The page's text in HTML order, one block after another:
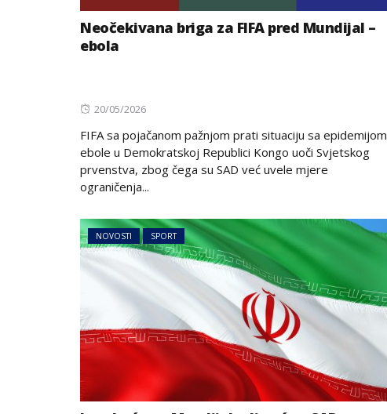
Neočekivana briga za FIFA pred Mundijal –
ebola
Posted
20/05/2026
FIFA sa pojačanom pažnjom prati situaciju sa epidemijom
ebole u ​​Demokratskoj Republici Kongo uoči Svjetskog
prvenstva, zbog čega su SAD već uvele mjere
ograničenja...
NOVOSTI SPORT